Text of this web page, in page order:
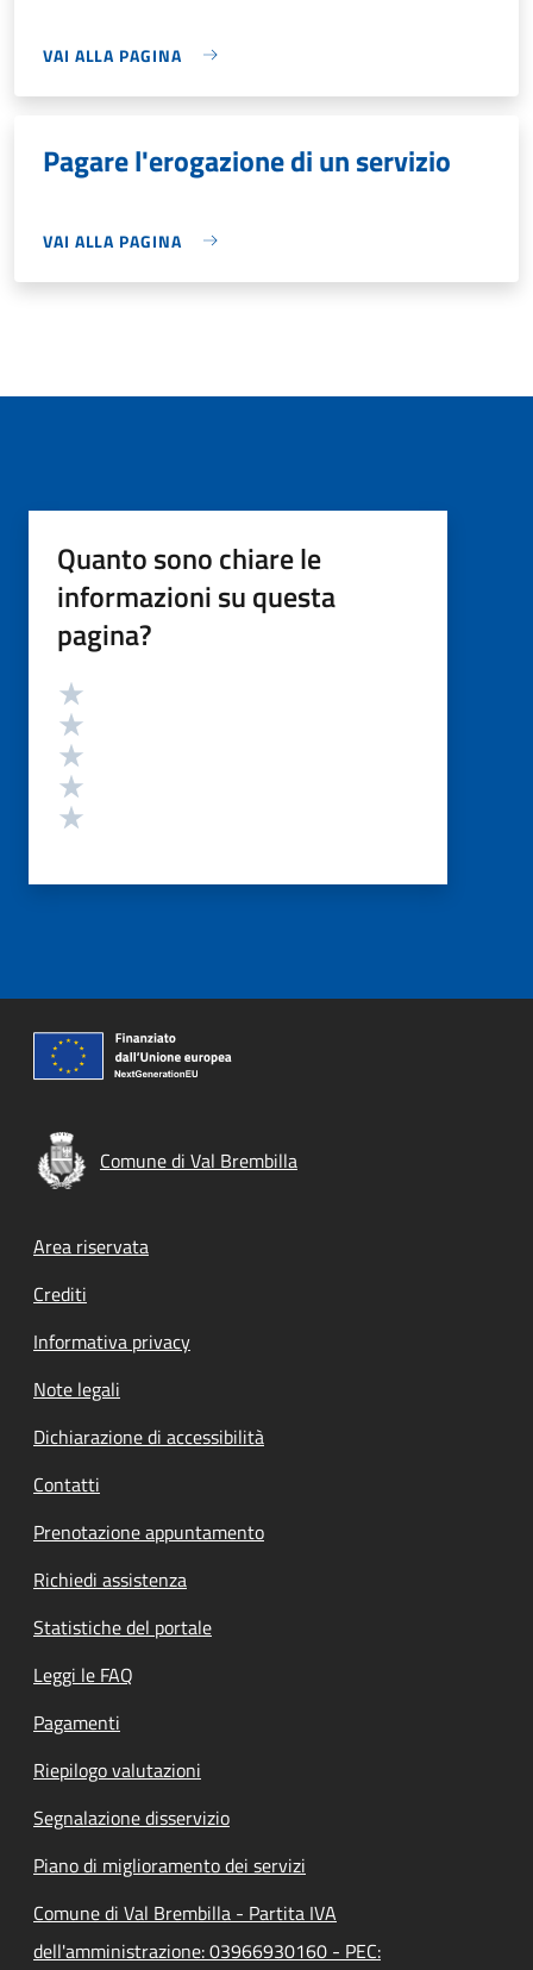
VAI ALLA PAGINA
Pagare l'erogazione di un servizio
VAI ALLA PAGINA
Quanto sono chiare le
informazioni su questa
pagina?
Valutazione
Comune di Val Brembilla
Footer menu
Area riservata
Crediti
Informativa privacy
Note legali
Dichiarazione di accessibilità
Contatti
Prenotazione appuntamento
Richiedi assistenza
Statistiche del portale
Leggi le FAQ
Pagamenti
Riepilogo valutazioni
Segnalazione disservizio
Piano di miglioramento dei servizi
Comune di Val Brembilla - Partita IVA
dell'amministrazione: 03966930160 - PEC: